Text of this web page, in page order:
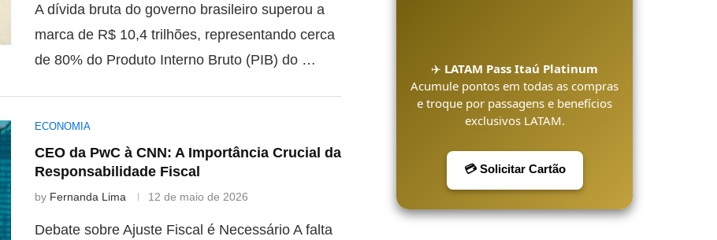
A dívida bruta do governo brasileiro superou a
marca de R$ 10,4 trilhões, representando cerca
de 80% do Produto Interno Bruto (PIB) do …
ECONOMIA
CEO da PwC à CNN: A Importância Crucial da
Responsabilidade Fiscal
by Fernanda Lima 12 de maio de 2026
Debate sobre Ajuste Fiscal é Necessário A falta
✈️ LATAM Pass Itaú Platinum
Acumule pontos em todas as compras
e troque por passagens e benefícios
exclusivos LATAM.
💳 Solicitar Cartão